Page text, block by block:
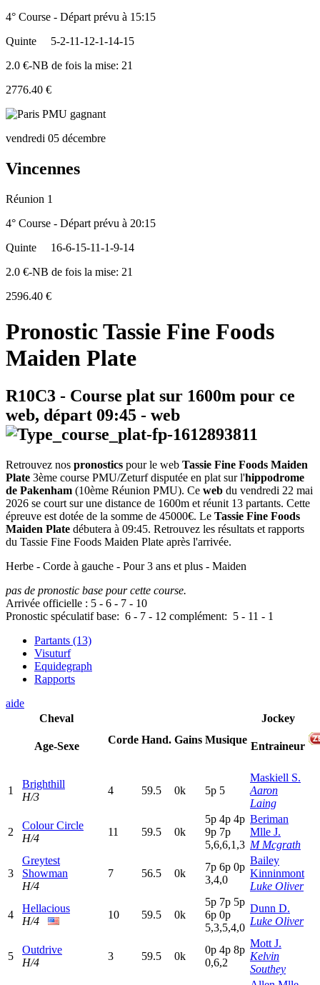
4° Course - Départ prévu à 15:15
Quinte
5-2-11-12-1-14-15
2.0 €-NB de fois la mise: 21
2776.40 €
vendredi 05 décembre
Vincennes
Réunion 1
4° Course - Départ prévu à 20:15
Quinte
16-6-15-11-1-9-14
2.0 €-NB de fois la mise: 21
2596.40 €
Pronostic Tassie Fine Foods
Maiden Plate
R10C3 - Course plat sur 1600m pour ce
web, départ 09:45 - web
Retrouvez nos pronostics pour le web Tassie Fine Foods Maiden
Plate 3ème course PMU/Zeturf disputée en plat sur l'hippodrome
de Pakenham (10ème Réunion PMU). Ce web du vendredi 22 mai
2026 se court sur une distance de 1600m et réunit 13 partants. Cette
épreuve est dotée de la somme de 45000€. Le Tassie Fine Foods
Maiden Plate débutera à 09:45. Retrouvez les résultats et rapports
du Tassie Fine Foods Maiden Plate après l'arrivée.
Herbe - Corde à gauche - Pour 3 ans et plus - Maiden
pas de pronostic base pour cette course.
Arrivée officielle : 5 - 6 - 7 - 10
Pronostic spéculatif base: 6 - 7 - 12 complément: 5 - 11 - 1
Partants (13)
Visuturf
Equidegraph
Rapports
aide
Cheval
Age-Sexe
Corde Hand. Gains Musique
Jockey
Entraineur
1
Brighthill
H/3
4 59.5 0k 5p 5
Maskiell S.
Aaron
Laing
2
Colour Circle
H/4
11 59.5 0k
5p 4p 4p
9p 7p
5,6,6,1,3
Beriman
Mlle J.
M Mcgrath
3
Greytest
Showman
H/4
7 56.5 0k
7p 6p 0p
3,4,0
Bailey
Kinninmont
Luke Oliver
4
Hellacious
H/4
10 59.5 0k
5p 7p 5p
6p 0p
5,3,5,4,0
Dunn D.
Luke Oliver
5
Outdrive
H/4
3 59.5 0k
0p 4p 8p
0,6,2
Mott J.
Kelvin
Southey